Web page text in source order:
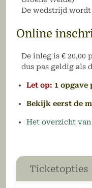
De wedstrijd wordt
Online
De inleg is € 20,00
dus pas geldig als
Let op: 1 opgave
Bekijk eerst de
Het overzicht van
Ticketopties